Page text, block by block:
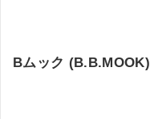
Bムック (B.B.MOOK)